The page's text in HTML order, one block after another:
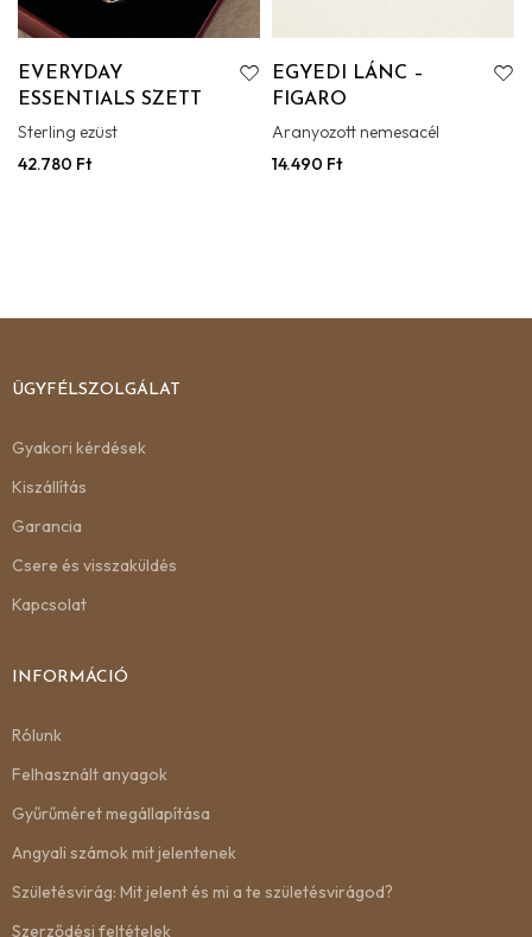
EVERYDAY
ESSENTIALS SZETT
Sterling ezüst
42.780 Ft
EGYEDI LÁNC –
FIGARO
Aranyozott nemesacél
14.490 Ft
ÜGYFÉLSZOLGÁLAT
Gyakori kérdések
Kiszállítás
Garancia
Csere és visszaküldés
Kapcsolat
INFORMÁCIÓ
Rólunk
Felhasznált anyagok
Gyűrűméret megállapítása
Angyali számok mit jelentenek
Születésvirág: Mit jelent és mi a te születésvirágod?
Szerződési feltételek